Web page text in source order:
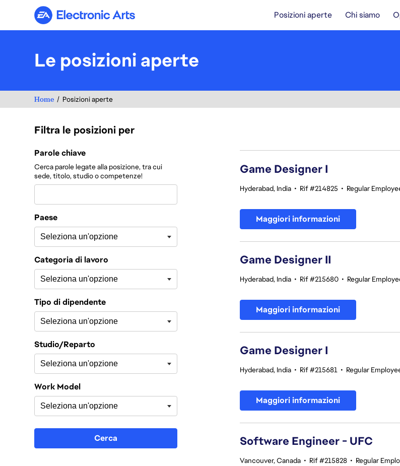
Electronic Arts Posizioni aperte Chi siamo
Le posizioni aperte
Home Posizioni aperte
Filtra le posizioni per
Filtra le posizioni per
Parole chiave
Cerca parole legate alla posizione, tra cui
sede, titolo, studio o competenze!
Paese
Categoria di lavoro
Tipo di dipendente
Studio/Reparto
Work Model
Cerca
Game Designer I
Hyderabad, India • Rif #214825 • Regular
Maggiori informazioni
Game Designer II
Hyderabad, India • Rif #215680 • Regular
Maggiori informazioni
Game Designer I
Hyderabad, India • Rif #215681 • Regular
Maggiori informazioni
Software Engineer - UFC
Vancouver, Canada • Rif #215828 • Regular